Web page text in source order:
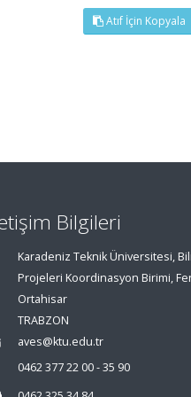
Atıf İçin Kopyala
Bilgileri
Karadeniz Teknik Üniversitesi,
Projeleri Koordinasyon Birimi,
Ortahisar
TRABZON
aves@ktu.edu.tr
0462 377 22 00 - 35 90